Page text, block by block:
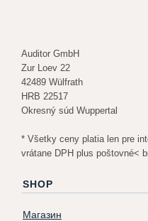
Auditor GmbH
Zur Loev 22
42489 Wülfrath
HRB 22517
Okresný súd Wuppertal
* Všetky ceny platia len pre
vrátane DPH plus poštovné<
SHOP
Магазин